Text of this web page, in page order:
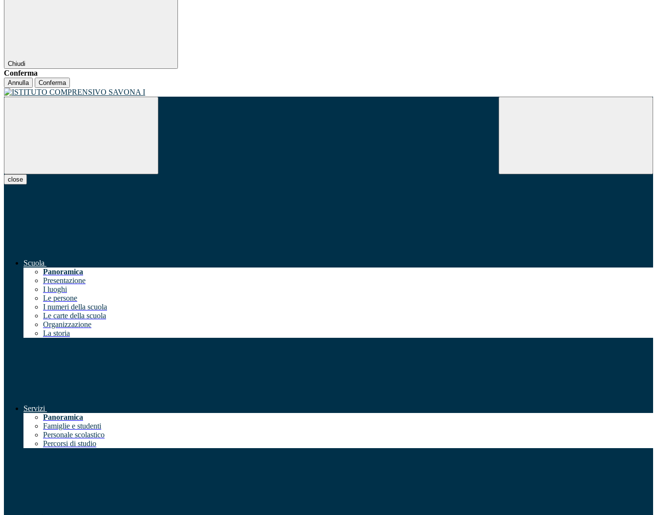
Chiudi
Conferma
Annulla Conferma
close
Scuola
Panoramica
Presentazione
I luoghi
Le persone
I numeri della scuola
Le carte della scuola
Organizzazione
La storia
Servizi
Panoramica
Famiglie e studenti
Personale scolastico
Percorsi di studio